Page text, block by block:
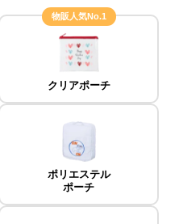
物販人気No.1
クリアポーチ
ポリエステル
ポーチ